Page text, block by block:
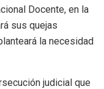
Docente, en la
sus quejas
la necesidad
judicial que